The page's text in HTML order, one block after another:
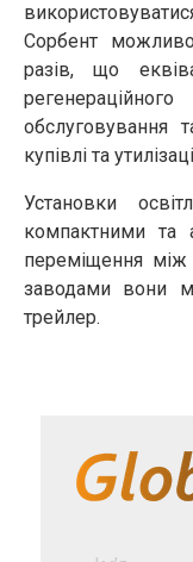
Сорбент
разів, що
обслуговування
купівлі та
Установки
компактними та
переміщення між
заводами вони
трейлер.